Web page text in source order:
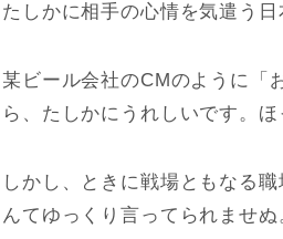
たしかに相手の心情を気遣う日
某ビール会社のCMのように「
ら、たしかにうれしいです。ほ
しかし、ときに戦場ともなる
んてゆっくり言ってられませ